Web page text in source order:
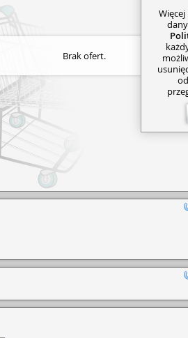
Brak ofert.